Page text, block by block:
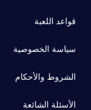
قواعد اللعبة
سياسة الخصوصية
الشروط والأحكام
الأسئلة الشائعة